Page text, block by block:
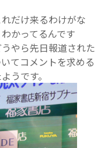
だけ来るわけがな
かってるんです
やら先日報道された
てコメントを求める
うです。